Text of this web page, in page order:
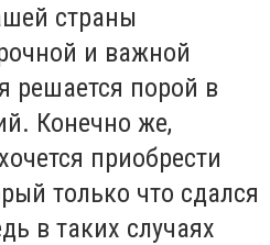
страны
и важной
решается порой в
Конечно же,
приобрести
только что сдался
в таких случаях